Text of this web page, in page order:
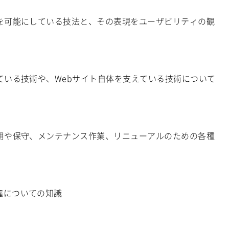
能にしている技法と、その表現をユーザビリティの観
る技術や、Webサイト自体を支えている技術について
保守、メンテナンス作業、リニューアルのための各種
ついての知識